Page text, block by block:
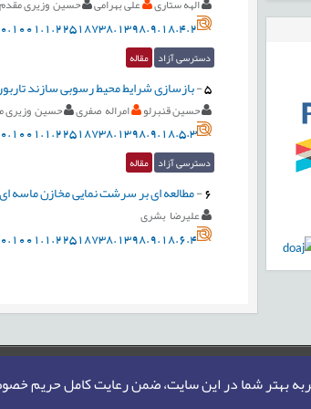
بهتر شما در این سایت، ضمن رعایت کامل حریم
الهه ستاری علی بهرامی حسین وزیری مقدم
دسترسی آزاد مقاله
5
-بازسازی شرایط محیط رسوبی سازند
حسین قنبرلو امراله صفری حسین وزیری
دسترسی آزاد مقاله
6
-مطالعه ای بر سرشت نمایی مخازن
علیرضا بشری